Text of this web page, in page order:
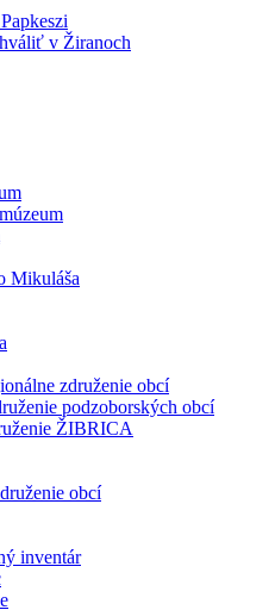
v Žiranoch
Mikuláša
združenie obcí
podzoborských obcí
ŽIBRICA
obcí
inventár